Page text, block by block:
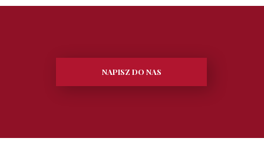
NAPISZ DO NAS